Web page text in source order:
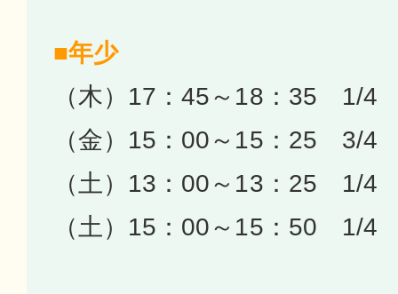
■年少
（木）17：45～18：35 1/4
（金）15：00～15：25 3/4
（土）13：00～13：25 1/4
（土）15：00～15：50 1/4